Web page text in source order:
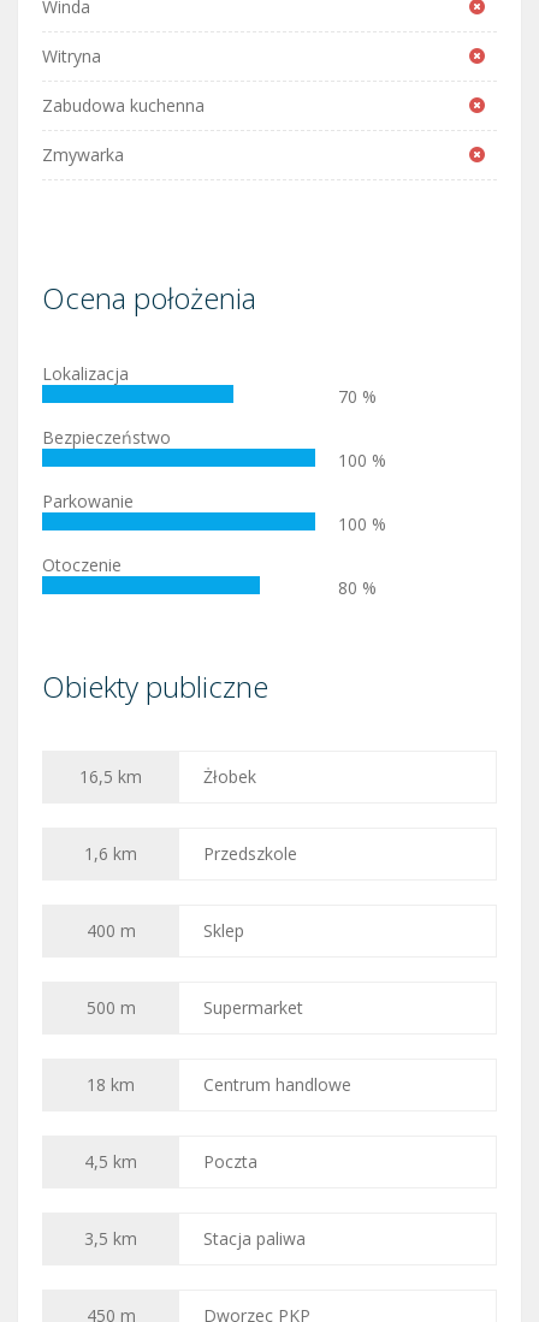
Winda
Witryna
Zabudowa kuchenna
Zmywarka
Ocena położenia
Lokalizacja
70 %
Bezpieczeństwo
100 %
Parkowanie
100 %
Otoczenie
80 %
Obiekty publiczne
Żłobek
16,5 km
Przedszkole
1,6 km
Sklep
400 m
Supermarket
500 m
Centrum handlowe
18 km
Poczta
4,5 km
Stacja paliwa
3,5 km
Dworzec PKP
450 m